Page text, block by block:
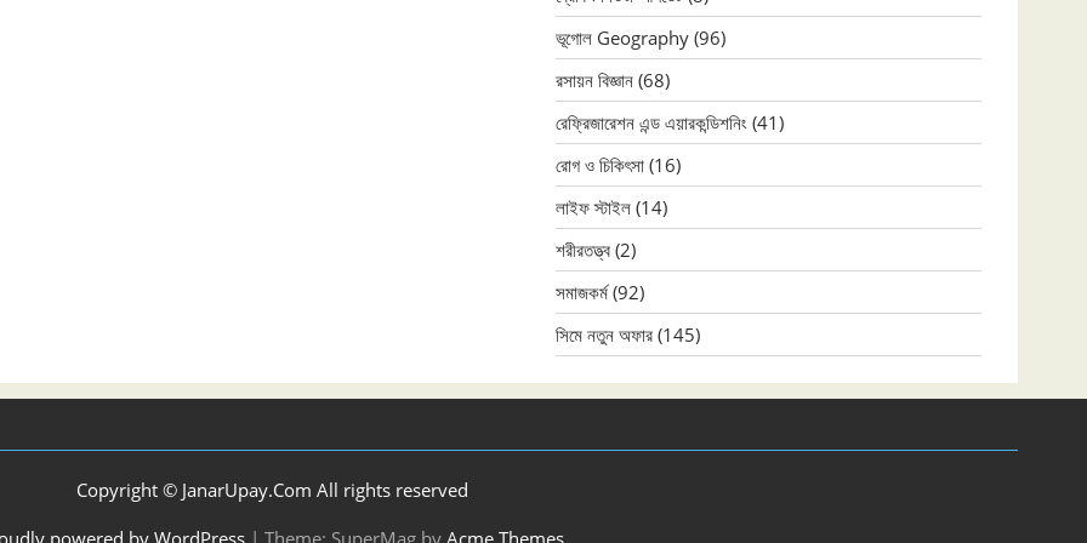
ভূগোল Geography (96)
রসায়ন বিজ্ঞান (68)
রেফ্রিজারেশন এন্ড এয়ারকন্ডিশনিং (41)
রোগ ও চিকিৎসা (16)
লাইফ স্টাইল (14)
শরীরতত্ত্ব (2)
সমাজকর্ম(92)
সিমে নতুন ‍অফার (145)
Copyright © JanarUpay.Com All rights reserved
powered by WordPress | Theme: SuperMag by Acme Themes